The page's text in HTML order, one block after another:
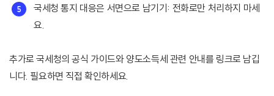
국세청 통지 대응은 서면으로 남기기: 전화로만 처리하지 마세
요.
추가로 국세청의 공식 가이드와 양도소득세 관련 안내를 링크로 남깁
니다. 필요하면 직접 확인하세요.